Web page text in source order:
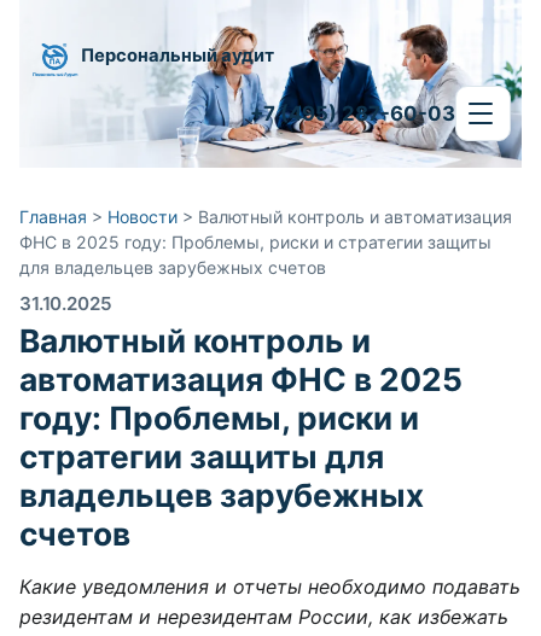
Персональный аудит
+7 (495) 287-60-03
Главная > Новости > Валютный контроль и автоматизация
ФНС в 2025 году: Проблемы, риски и стратегии защиты
для владельцев зарубежных счетов
31.10.2025
Валютный контроль и
автоматизация ФНС в 2025
году: Проблемы, риски и
стратегии защиты для
владельцев зарубежных
счетов
Какие уведомления и отчеты необходимо подавать
резидентам и нерезидентам России, как избежать